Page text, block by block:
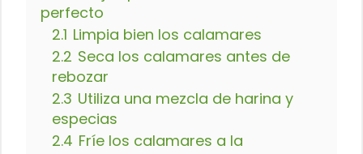
perfecto
2.1 Limpia bien los calamares
2.2 Seca los calamares antes de
rebozar
2.3 Utiliza una mezcla de harina y
especias
2.4 Fríe los calamares a la